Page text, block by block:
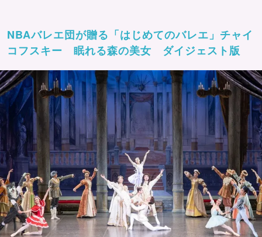
NBAバレエ団が贈る「はじめてのバレエ」チャイ
コフスキー 眠れる森の美女 ダイジェスト版